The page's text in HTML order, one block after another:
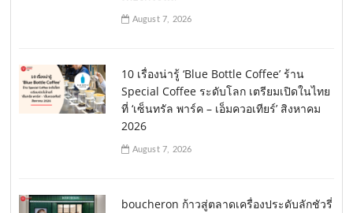
August 7, 2026
10 เรื่องน่ารู้ ‘Blue Bottle Coffee’ ร้าน
Special Coffee ระดับโลก เตรียมเปิดในไทย
ที่ ‘เซ็นทรัล พาร์ค – เอ็มควอเทียร์’ สิงหาคม
2026
August 7, 2026
boucheron ก้าวสู่ตลาดเครื่องประดับลักชัวรี่